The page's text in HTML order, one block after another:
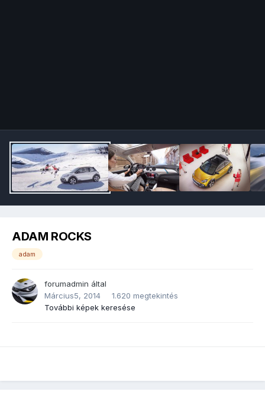
ADAM ROCKS
adam
forumadmin által
Március5, 2014
1.620 megtekintés
További képek keresése